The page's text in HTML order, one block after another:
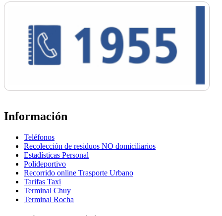
Información
Teléfonos
Recolección de residuos NO domiciliarios
Estadísticas Personal
Polideportivo
Recorrido online Trasporte Urbano
Tarifas Taxi
Terminal Chuy
Terminal Rocha